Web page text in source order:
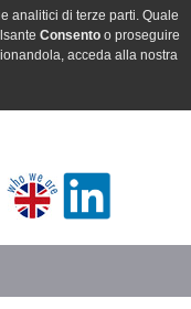
analitici di terze parti. Quale
Consentoo proseguire
acceda alla nostra